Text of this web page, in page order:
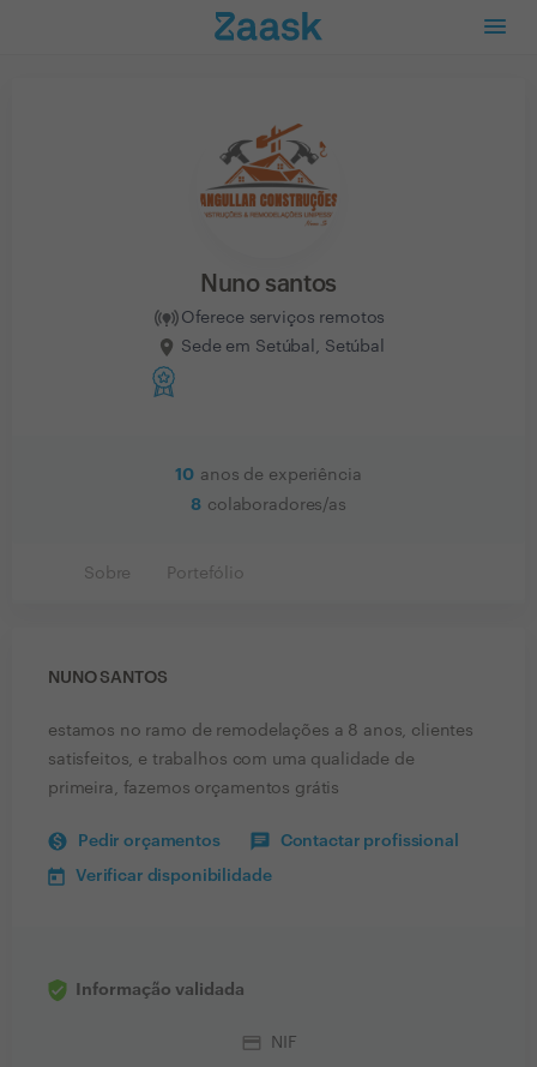
Nuno santos
Oferece serviços remotos
Sede em Setúbal, Setúbal
10 anos de experiência
8 colaboradores/as
Sobre Portefólio
NUNO SANTOS
estamos no ramo de remodelações a 8 anos, clientes
satisfeitos, e trabalhos com uma qualidade de
primeira, fazemos orçamentos grátis
Pedir orçamentos Contactar profissional
Verificar disponibilidade
Informação validada
credit_card NIF